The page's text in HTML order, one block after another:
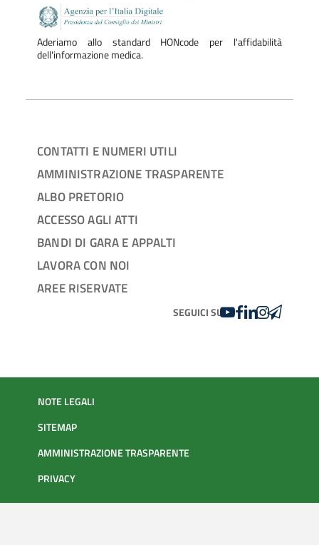
Aderiamo allo standard HONcode per l'affidabilità
dell'informazione medica.
CONTATTI E NUMERI UTILI
AMMINISTRAZIONE TRASPARENTE
ALBO PRETORIO
ACCESSO AGLI ATTI
BANDI DI GARA E APPALTI
LAVORA CON NOI
AREE RISERVATE
SEGUICI SUYOUTUBE
FACEBOOK
LINKEDIN
INSTAGRAM
NOTE LEGALI
SITEMAP
AMMINISTRAZIONE TRASPARENTE
PRIVACY